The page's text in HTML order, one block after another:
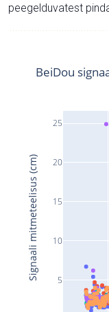
peegelduvatest
5
10
15
20
25
BeiDou
Signaali mitmeteelisus (cm)